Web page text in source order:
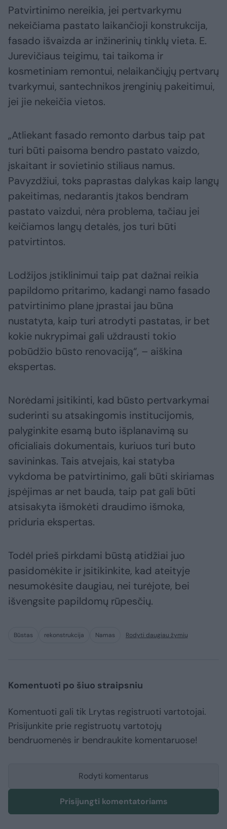
Patvirtinimo nereikia, jei pertvarkymu
nekeičiama pastato laikančioji konstrukcija,
fasado išvaizda ar inžinerinių tinklų vieta. E.
Jurevičiaus teigimu, tai taikoma ir
kosmetiniam remontui, nelaikančiųjų pertvarų
tvarkymui, santechnikos įrenginių pakeitimui,
jei jie nekeičia vietos.
„Atliekant fasado remonto darbus taip pat
turi būti paisoma bendro pastato vaizdo,
įskaitant ir sovietinio stiliaus namus.
Pavyzdžiui, toks paprastas dalykas kaip langų
pakeitimas, nedarantis įtakos bendram
pastato vaizdui, nėra problema, tačiau jei
keičiamos langų detalės, jos turi būti
patvirtintos.
Lodžijos įstiklinimui taip pat dažnai reikia
papildomo pritarimo, kadangi namo fasado
patvirtinimo plane įprastai jau būna
nustatyta, kaip turi atrodyti pastatas, ir bet
kokie nukrypimai gali uždrausti tokio
pobūdžio būsto renovaciją“, – aiškina
ekspertas.
Norėdami įsitikinti, kad būsto pertvarkymai
suderinti su atsakingomis institucijomis,
palyginkite esamą buto išplanavimą su
oficialiais dokumentais, kuriuos turi buto
savininkas. Tais atvejais, kai statyba
vykdoma be patvirtinimo, gali būti skiriamas
įspėjimas ar net bauda, taip pat gali būti
atsisakyta išmokėti draudimo išmoka,
priduria ekspertas.
Todėl prieš pirkdami būstą atidžiai juo
pasidomėkite ir įsitikinkite, kad ateityje
nesumokėsite daugiau, nei turėjote, bei
išvengsite papildomų rūpesčių.
Būstas rekonstrukcija Namas Rodyti daugiau žymių
Komentuoti po šiuo straipsniu
Komentuoti gali tik Lrytas registruoti vartotojai.
Prisijunkite prie registruotų vartotojų
bendruomenės ir bendraukite komentaruose!
Rodyti komentarus
Prisijungti komentatoriams